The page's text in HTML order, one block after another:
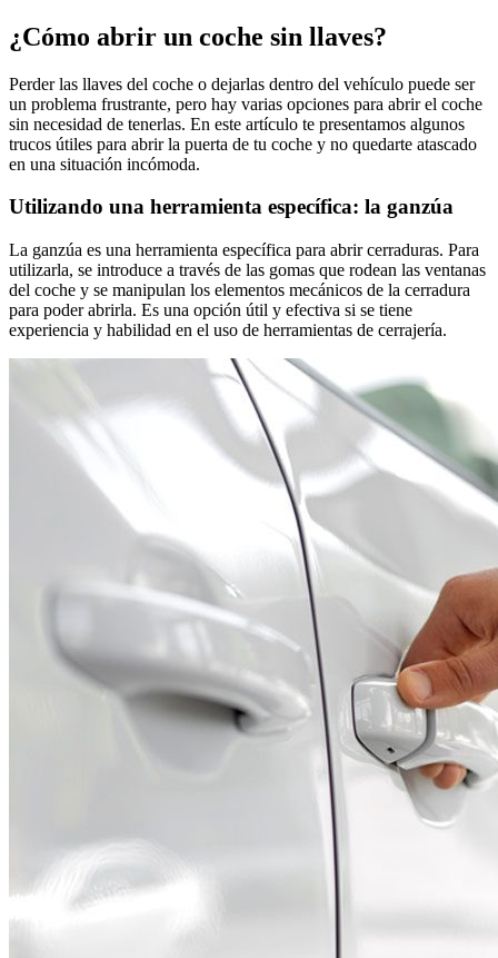
¿Cómo abrir un coche sin llaves?
Perder las llaves del coche o dejarlas dentro del vehículo puede ser
un problema frustrante, pero hay varias opciones para abrir el coche
sin necesidad de tenerlas. En este artículo te presentamos algunos
trucos útiles para abrir la puerta de tu coche y no quedarte atascado
en una situación incómoda.
Utilizando una herramienta específica: la ganzúa
La ganzúa es una herramienta específica para abrir cerraduras. Para
utilizarla, se introduce a través de las gomas que rodean las ventanas
del coche y se manipulan los elementos mecánicos de la cerradura
para poder abrirla. Es una opción útil y efectiva si se tiene
experiencia y habilidad en el uso de herramientas de cerrajería.